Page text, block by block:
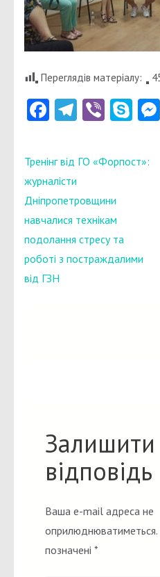
Переглядів матеріалу:
Facebook
Telegram
Viber
Навігація
записів
Тренінг від ГО «Форпост»:
журналісти
Дніпропетровщини
навчалися технікам
подолання стресу та
роботі з постраждалими
від ГЗН
Залишити
відповідь
Ваша e-mail адреса не
оприлюднюватиметься.
позначені *